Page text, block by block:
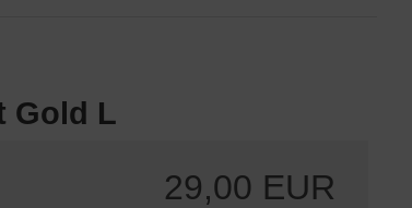
Gold L
29,00 EUR